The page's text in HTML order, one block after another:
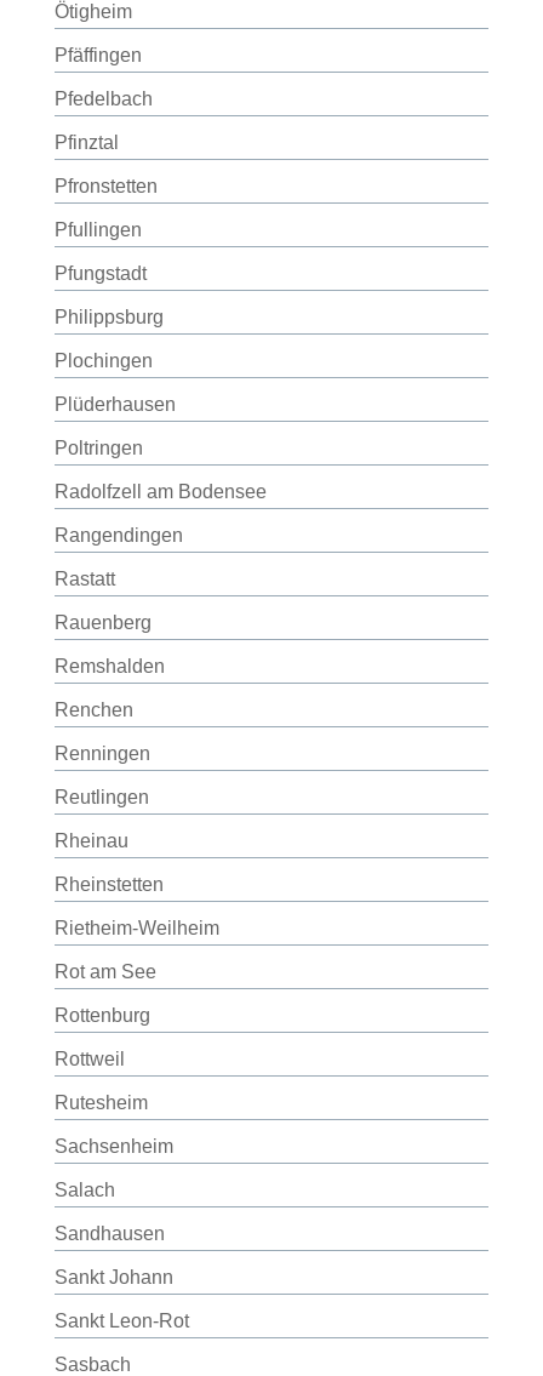
Ötigheim
Pfäffingen
Pfedelbach
Pfinztal
Pfronstetten
Pfullingen
Pfungstadt
Philippsburg
Plochingen
Plüderhausen
Poltringen
Radolfzell am Bodensee
Rangendingen
Rastatt
Rauenberg
Remshalden
Renchen
Renningen
Reutlingen
Rheinau
Rheinstetten
Rietheim-Weilheim
Rot am See
Rottenburg
Rottweil
Rutesheim
Sachsenheim
Salach
Sandhausen
Sankt Johann
Sankt Leon-Rot
Sasbach